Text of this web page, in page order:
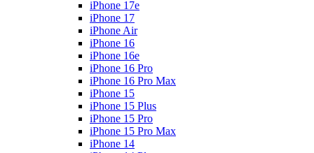
iPhone 17e
iPhone 17
iPhone Air
iPhone 16
iPhone 16e
iPhone 16 Pro
iPhone 16 Pro Max
iPhone 15
iPhone 15 Plus
iPhone 15 Pro
iPhone 15 Pro Max
iPhone 14